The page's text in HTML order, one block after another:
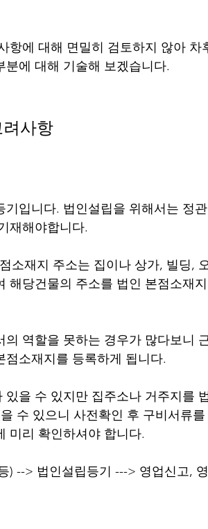
항에 대해 면밀히 검토하지 않아 차
에 대해 기술해 보겠습니다.
사항
입니다. 법인설립을 위해서는 정
재해야합니다.
소재지 주소는 집이나 상가, 빌딩,
해당건물의 주소를 법인 본점소재
역할을 못하는 경우가 많다보니
소재지를 등록하게 됩니다.
을 수 있지만 집주소나 거주지를
수 있으니 사전확인 후 구비서류
미리 확인하셔야 합니다.
) --> 법인설립등기 ---> 영업신고,